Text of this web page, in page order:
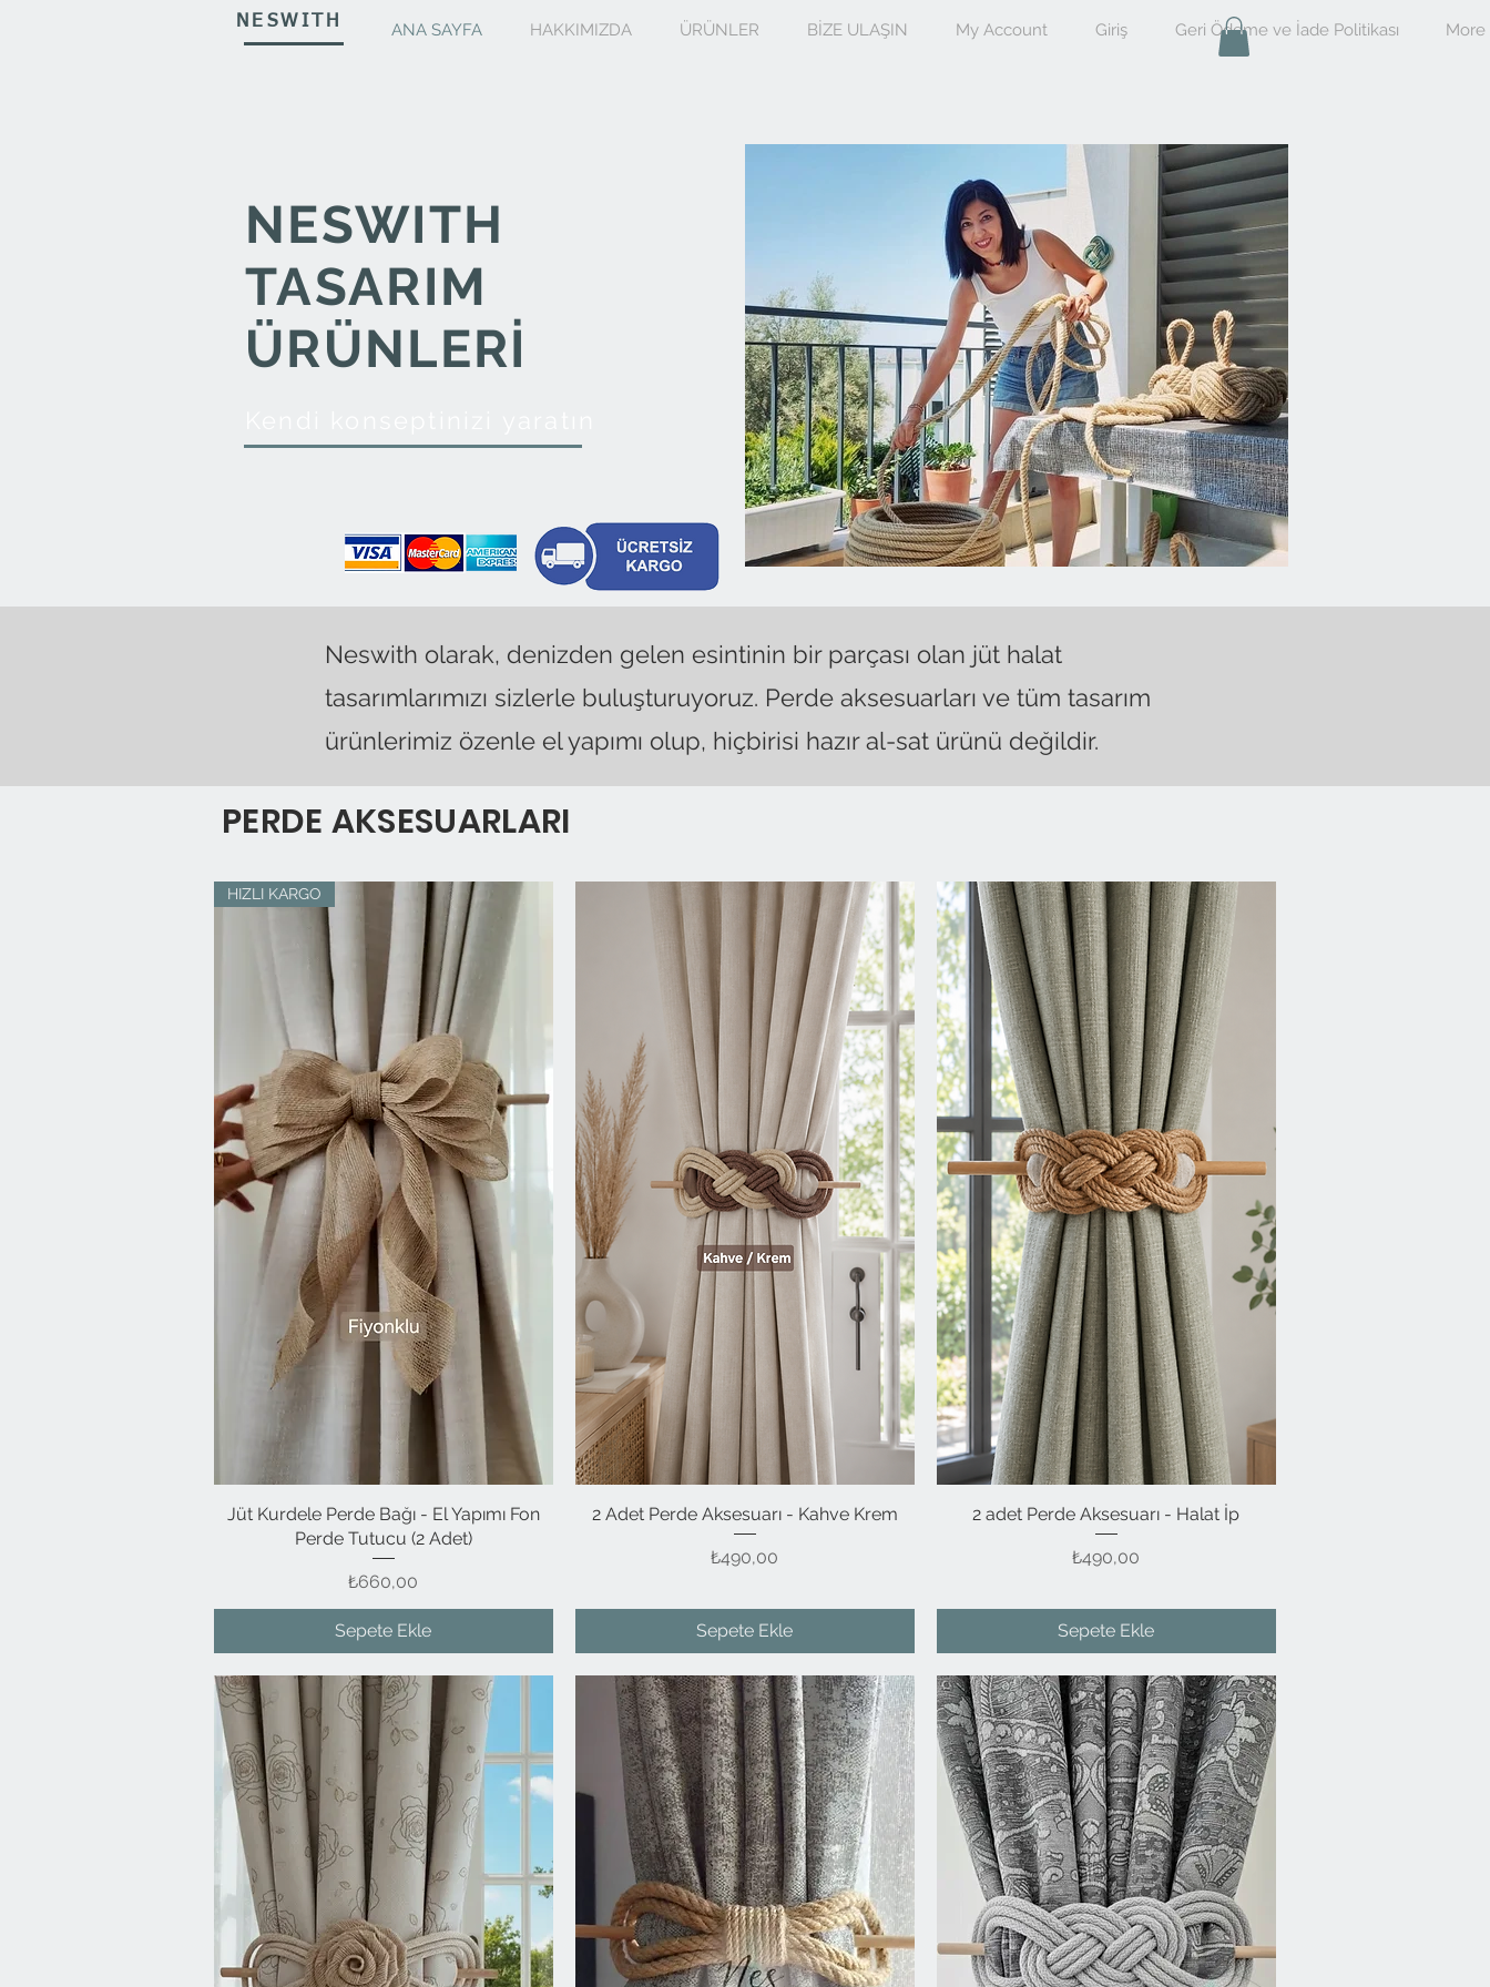
NESWITH ANA SAYFA HAKKIMIZDA ÜRÜNLER BİZE ULAŞIN My Account Giriş Geri Ödeme ve İade Politikası More
NESWITH
TASARIM
ÜRÜNLERİ
Neswith olarak, denizden gelen esintinin bir parçası olan jüt halat
tasarımlarımızı sizlerle buluşturuyoruz. Perde aksesuarları ve tüm tasarım
ürünlerimiz özenle el yapımı olup, hiçbirisi hazır al-sat ürünü değildir.
PERDE AKSESUARLARI
Hızlı Bakış
HIZLI KARGO
Jüt Kurdele Perde Bağı - El Yapımı Fon
Perde Tutucu (2 Adet)
Fiyat
₺660,00
Sepete Ekle
Hızlı Bakış
2 Adet Perde Aksesuarı - Kahve Krem
Fiyat
₺490,00
Sepete Ekle
Hızlı Bakış
2 adet Perde Aksesuarı - Halat İp
Fiyat
₺490,00
Sepete Ekle